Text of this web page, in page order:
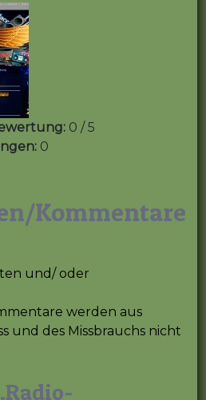
0 / 5
0
Kommentare
und/ oder
werden aus
und des Missbrauchs nicht